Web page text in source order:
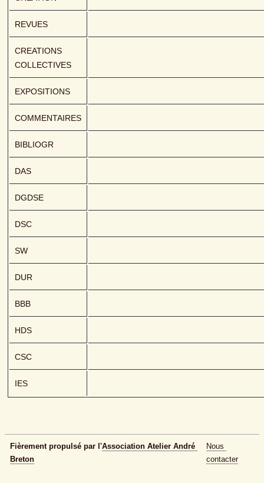
REVUES
CREATIONS
COLLECTIVES
EXPOSITIONS
COMMENTAIRES
BIBLIOGR
DAS
DGDSE
DSC
SW
DUR
BBB
HDS
CSC
IES
Fièrement propulsé par l'Association Atelier André
Breton
Nous
contacter